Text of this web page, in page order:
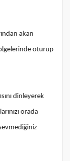
akan
oturup
dinleyerek
orada